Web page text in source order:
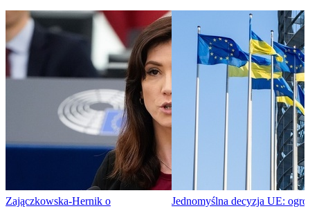
Zajączkowska-Hernik o
Jednomyślna decyzja UE: